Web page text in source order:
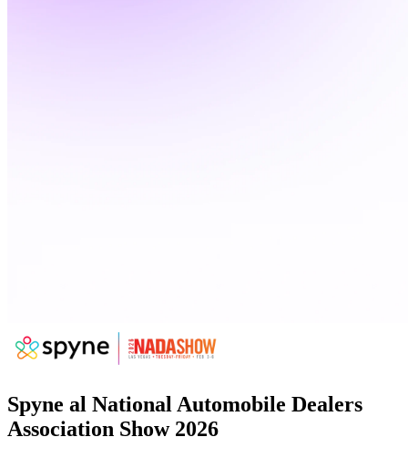
Spyne al National Automobile Dealers
Association Show 2026